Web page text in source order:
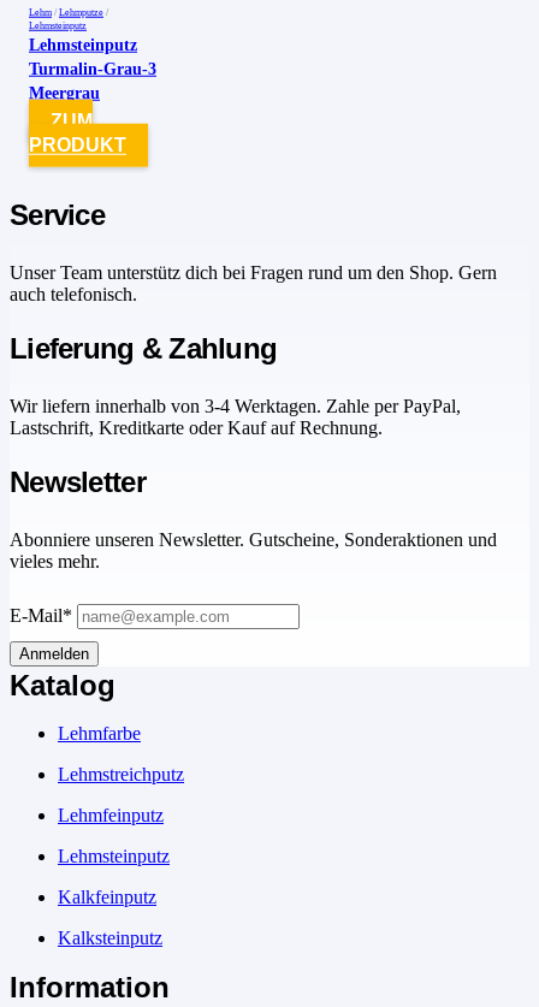
Lehm / Lehmputze /
Lehmsteinputz
Lehmsteinputz
Turmalin-Grau-3
Meergrau
ZUM
PRODUKT
Service
Unser Team unterstütz dich bei Fragen rund um den Shop. Gern
auch telefonisch.
Lieferung & Zahlung
Wir liefern innerhalb von 3-4 Werktagen. Zahle per PayPal,
Lastschrift, Kreditkarte oder Kauf auf Rechnung.
Newsletter
Abonniere unseren Newsletter. Gutscheine, Sonderaktionen und
vieles mehr.
E-Mail*
Anmelden
Katalog
Lehmfarbe
Lehmstreichputz
Lehmfeinputz
Lehmsteinputz
Kalkfeinputz
Kalksteinputz
Information